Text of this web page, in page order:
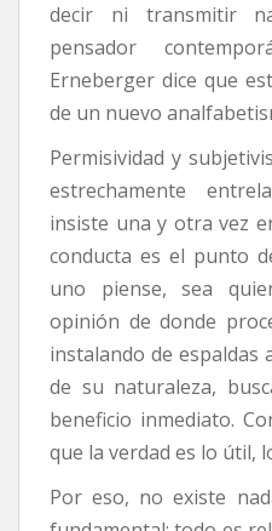
decir ni transmitir
pensador
Erneberger dice que
de un nuevo
Permisividad y
estrechamente
insiste una y otra vez
conducta es el punto
uno piense, sea
opinión de donde
instalando de espaldas
de su naturaleza,
beneficio inmediato.
que la verdad es lo útil,
Por eso, no existe